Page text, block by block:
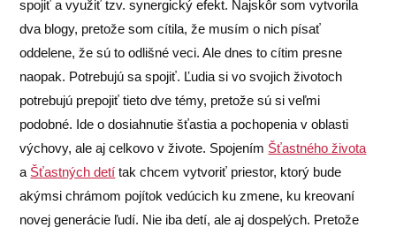
spojiť a využiť tzv. synergický efekt. Najskôr som vytvorila
dva blogy, pretože som cítila, že musím o nich písať
oddelene, že sú to odlišné veci. Ale dnes to cítim presne
naopak. Potrebujú sa spojiť. Ľudia si vo svojich životoch
potrebujú prepojiť tieto dve témy, pretože sú si veľmi
podobné. Ide o dosiahnutie šťastia a pochopenia v oblasti
výchovy, ale aj celkovo v živote. Spojením Šťastného života
a Šťastných detí tak chcem vytvoriť priestor, ktorý bude
akýmsi chrámom pojítok vedúcich ku zmene, ku kreovaní
novej generácie ľudí. Nie iba detí, ale aj dospelých. Pretože